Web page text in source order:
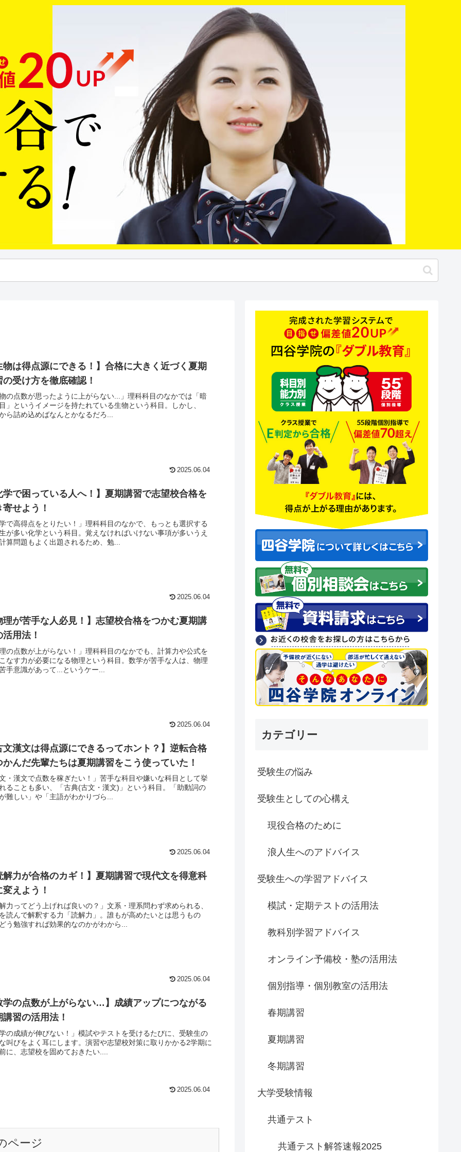
物は得点源にできる！】合格に大きく近づく夏期
の受け方を徹底確認！
の点数が思ったように上がらない...」理科科目のなかでは「暗
」というイメージを持たれている生物という科目。しかし、
ら詰め込めばなんとかなるだろ...
2025.06.04
学で困っている人へ！】夏期講習で志望校合格を
寄せよう！
で高得点をとりたい！」理科科目のなかで、もっとも選択する
が多い化学という科目。覚えなければいけない事項が多いうえ
算問題もよく出題されるため、勉...
2025.06.04
理が苦手な人必見！】志望校合格をつかむ夏期講
活用法！
の点数が上がらない！」理科科目のなかでも、計算力や公式を
なす力が必要になる物理という科目。数学が苦手な人は、物理
手意識があって...というケー...
2025.06.04
文漢文は得点源にできるってホント？】逆転合格
かんだ先輩たちは夏期講習をこう使っていた！
・漢文で点数を稼ぎたい！」苦手な科目や嫌いな科目として挙
ることも多い、「古典(古文・漢文)」という科目。「助動詞の
難しい」や「主語がわかりづら...
2025.06.04
解力が合格のカギ！】夏期講習で現代文を得意科
変えよう！
力ってどう上げれば良いの？」文系・理系問わず求められる、
読んで解釈する力「読解力」。誰もが高めたいとは思うもの
う勉強すれば効果的なのかがわから...
2025.06.04
学の点数が上がらない…】成績アップにつながる
講習の活用法！
の成績が伸びない！」模試やテストを受けるたびに、受験生の
叫びをよく耳にします。演習や志望校対策に取りかかる2学期に
に、志望校を固めておきたい....
2025.06.04
ページ
カテゴリー
受験生の悩み
受験生としての心構え
現役合格のために
浪人生へのアドバイス
受験生への学習アドバイス
模試・定期テストの活用法
教科別学習アドバイス
オンライン予備校・塾の活用法
個別指導・個別教室の活用法
春期講習
夏期講習
冬期講習
大学受験情報
共通テスト
共通テスト解答速報2025